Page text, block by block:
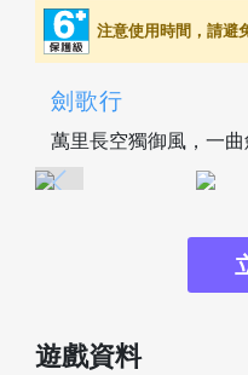
注意使用時間，請避
劍歌行
萬里長空獨御風，一曲
遊戲資料